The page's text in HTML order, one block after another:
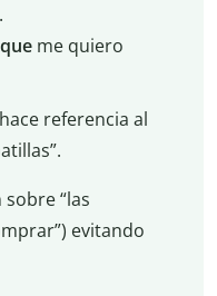
queme quiero
referencia al
“las
evitando